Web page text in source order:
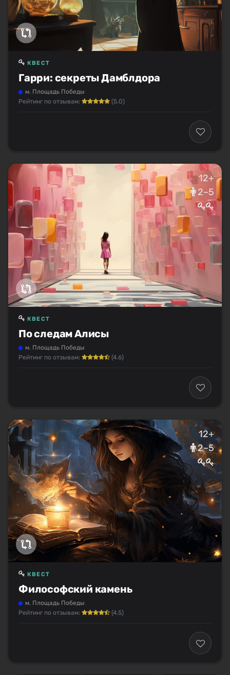
Гарри: секреты Дамблдора
КВЕСТ
м. Площадь Победы
Рейтинг по отзывам:
(5.0)
12+
2–5
По следам Алисы
КВЕСТ
м. Площадь Победы
Рейтинг по отзывам:
(4.6)
12+
2–5
Философский камень
КВЕСТ
м. Площадь Победы
Рейтинг по отзывам:
(4.5)